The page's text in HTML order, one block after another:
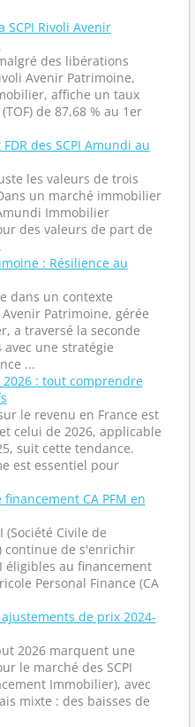
SCPI Rivoli Avenir
des libérations
Avenir Patrimoine,
affiche un taux
de 87,68 % au 1er
des SCPI Amundi au
les valeurs de trois
un marché immobilier
Immobilier
des valeurs de part de
: Résilience au
dans un contexte
Patrimoine, gérée
a traversé la seconde
avec une stratégie
...
: tout comprendre
le revenu en France est
celui de 2026, applicable
suit cette tendance.
est essentiel pour
CA PFM en
(Société Civile de
continue de s'enrichir
éligibles au financement
Personal Finance (CA
de prix 2024-
2026 marquent une
le marché des SCPI
Immobilier), avec
mixte : des baisses de